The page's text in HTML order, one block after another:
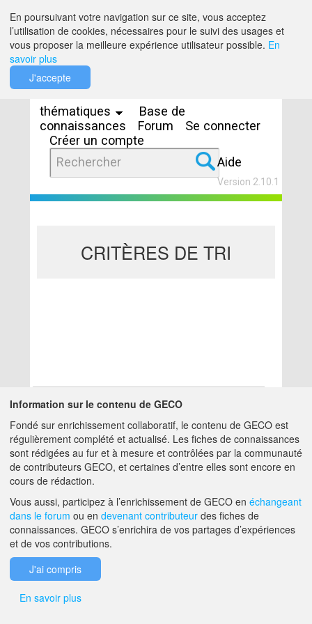
thématiques
Base de
connaissances
Forum
Se connecter
Créer un compte
Aide
Version 2.10.1
CRITÈRES DE TRI
Aucun résultat
A PROPOS DE GECO AIDE
F.A.Q. NOUS CONTACTER
En poursuivant votre navigation sur ce site, vous acceptez
l’utilisation de cookies, nécessaires pour le suivi des usages et
vous proposer la meilleure expérience utilisateur possible. En
savoir plus
J'accepte
Information sur le contenu de GECO
Fondé sur enrichissement collaboratif, le contenu de GECO est
régulièrement complété et actualisé. Les fiches de connaissances
sont rédigées au fur et à mesure et contrôlées par la communauté
de contributeurs GECO, et certaines d’entre elles sont encore en
cours de rédaction.
Vous aussi, participez à l’enrichissement de GECO en échangeant
dans le forum ou en devenant contributeur des fiches de
connaissances. GECO s’enrichira de vos partages d’expériences
et de vos contributions.
J'ai compris
En savoir plus